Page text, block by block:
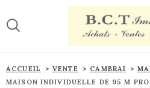
au
menu
au
contenu
ACCUEIL VENTE CAMBRAI
MAISON INDIVIDUELLE DE 95 M